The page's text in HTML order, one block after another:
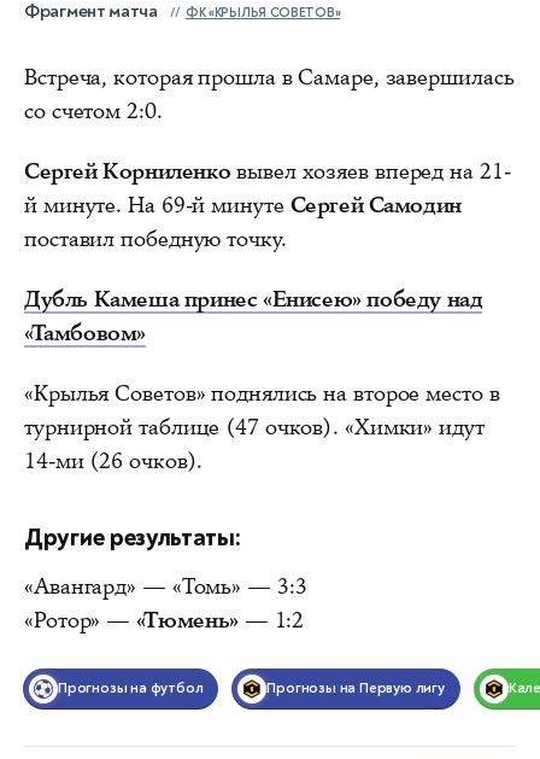
Фрагмент матча ФК «КРЫЛЬЯ СОВЕТОВ»
Встреча, которая прошла в Самаре, завершилась
со счетом 2:0.
Сергей Корниленко вывел хозяев вперед на 21-
й минуте. На 69-й минуте Сергей Самодин
поставил победную точку.
Дубль Камеша принес «Енисею» победу над
«Тамбовом»
«Крылья Советов» поднялись на второе место в
турнирной таблице (47 очков). «Химки» идут
14-ми (26 очков).
Другие результаты:
«Авангард» — «Томь» — 3:3
«Ротор» — «Тюмень»— 1:2
Прогнозы на футбол Прогнозы на Первую лигу